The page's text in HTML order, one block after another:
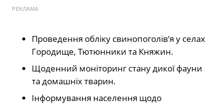
РЕКЛАМА
Проведення обліку свинопоголів’я у селах
Городище, Тютюнники та Княжин.
Щоденний моніторинг стану дикої фауни
та домашніх тварин.
Інформування населення щодо